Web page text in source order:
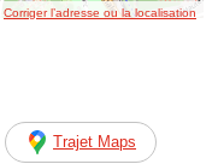
Corriger l’adresse ou la localisation
Trajet Maps